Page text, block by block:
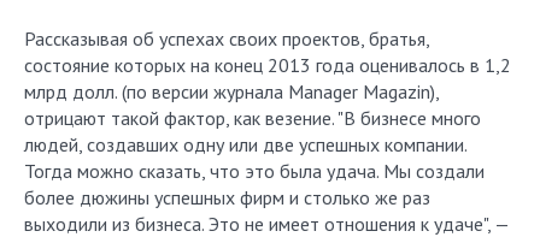
Рассказывая об успехах своих проектов, братья,
состояние которых на конец 2013 года оценивалось в 1,2
млрд долл. (по версии журнала Manager Magazin),
отрицают такой фактор, как везение. "В бизнесе много
людей, создавших одну или две успешных компании.
Тогда можно сказать, что это была удача. Мы создали
более дюжины успешных фирм и столько же раз
выходили из бизнеса. Это не имеет отношения к удаче", —